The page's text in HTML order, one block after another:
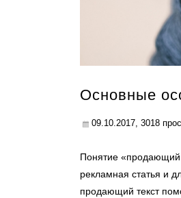
Основные
09.10.2017, 3018
Понятие «продающий
рекламная статья и
продающий текст